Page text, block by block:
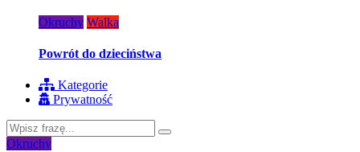
Okruchy Walka
Powrót do dzieciństwa
Kategorie
Prywatność
Okruchy